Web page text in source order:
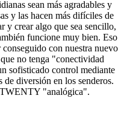
sean más agradables y
y las hacen más difíciles de
y crear algo que sea sencillo,
funcione muy bien. Eso
conseguido con nuestra nuevo
no tenga "conectividad
sofisticado control mediante
de diversión en los senderos.
"analógica".